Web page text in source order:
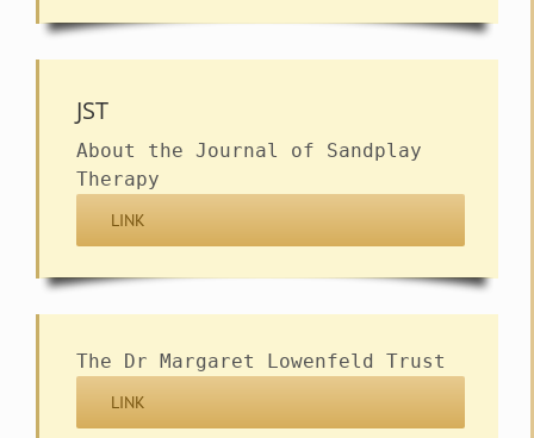
JST
About the Journal of Sandplay
Therapy
LINK
The Dr Margaret Lowenfeld Trust
LINK